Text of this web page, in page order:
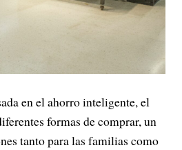
en el ahorro inteligente, el
formas de comprar, un
tanto para las familias como